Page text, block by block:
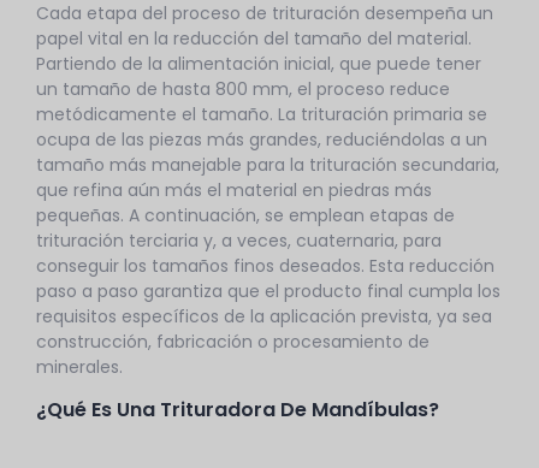
Cada etapa del proceso de trituración desempeña un
papel vital en la reducción del tamaño del material.
Partiendo de la alimentación inicial, que puede tener
un tamaño de hasta 800 mm, el proceso reduce
metódicamente el tamaño. La trituración primaria se
ocupa de las piezas más grandes, reduciéndolas a un
tamaño más manejable para la trituración secundaria,
que refina aún más el material en piedras más
pequeñas. A continuación, se emplean etapas de
trituración terciaria y, a veces, cuaternaria, para
conseguir los tamaños finos deseados. Esta reducción
paso a paso garantiza que el producto final cumpla los
requisitos específicos de la aplicación prevista, ya sea
construcción, fabricación o procesamiento de
minerales.
¿Qué Es Una Trituradora De Mandíbulas?